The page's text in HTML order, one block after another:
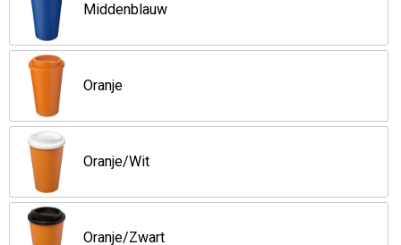
Middenblauw
Oranje
Oranje/Wit
Oranje/Zwart